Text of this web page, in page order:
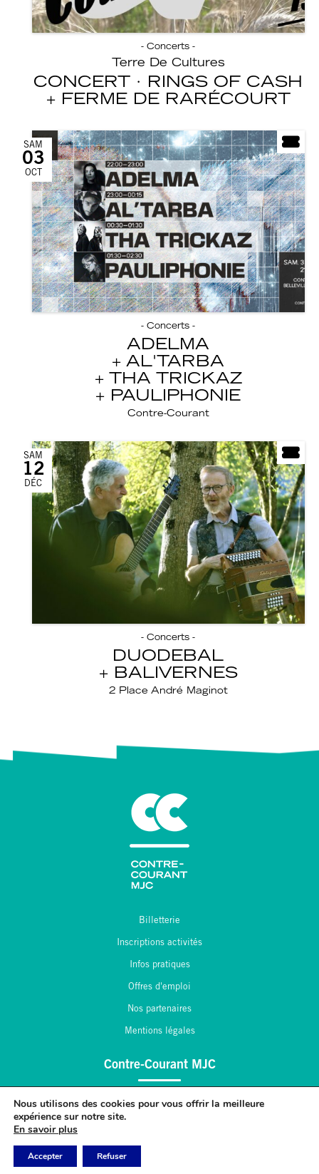
- Concerts -
Terre De Cultures
CONCERT · RINGS OF CASH
FERME DE RARÉCOURT
- Concerts -
ADELMA
AL'TARBA
THA TRICKAZ
PAULIPHONIE
Contre-Courant
SAM
03
OCT
- Concerts -
DUODEBAL
BALIVERNES
2 Place André Maginot
SAM
12
DÉC
Contre-Courant MJC
55 430 Belleville sur Meuse
contact[at]contrecourantmjc.fr
Billetterie
Inscriptions activités
Infos pratiques
Offres d'emploi
Nos partenaires
Mentions légales
Nous utilisons des cookies pour vous offrir la meilleure
expérience sur notre site.
En savoir plus
Accepter Refuser